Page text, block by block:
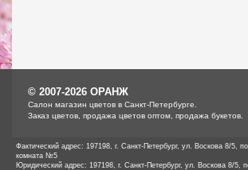
© 2007-2026 ОРАНЖ
Cалон магазин цветов в Санкт-Петербурге.
Заказ цветов, продажа цветов оптом, продажа букетов.
Фактический адрес: 197198, г. Санкт-Петербург, ул. Воскова 8/5,
комната №5
Юридический адрес: 197198, г. Санкт-Петербург, ул. Воскова 8/5,